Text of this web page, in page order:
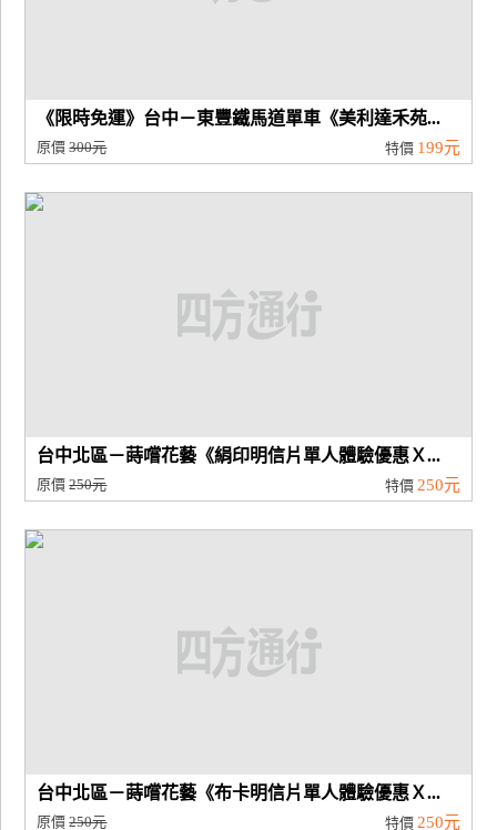
《限時免運》台中－東豐鐵馬道單車《美利達禾苑...
原價300元 特價 199元
台中北區－蒔嚐花藝《絹印明信片單人體驗優惠Ｘ...
原價250元 特價 250元
台中北區－蒔嚐花藝《布卡明信片單人體驗優惠Ｘ...
原價250元 特價 250元